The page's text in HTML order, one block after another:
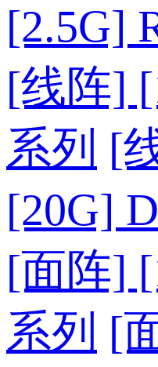
[2.5G]
[线阵]
系列 [
[20G]
[面阵]
系列 [